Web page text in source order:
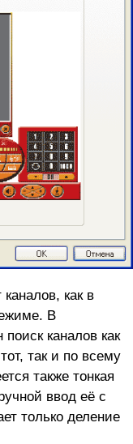
как в
В
каналов как
так и по всему
также тонкая
ввод её с
только деление